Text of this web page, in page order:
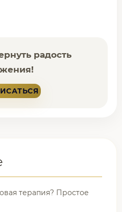
радость
терапия? Простое